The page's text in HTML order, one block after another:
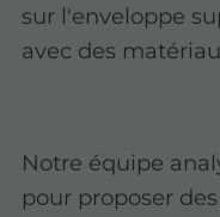
sur l'enveloppe
avec des
Notre équipe
pour proposer